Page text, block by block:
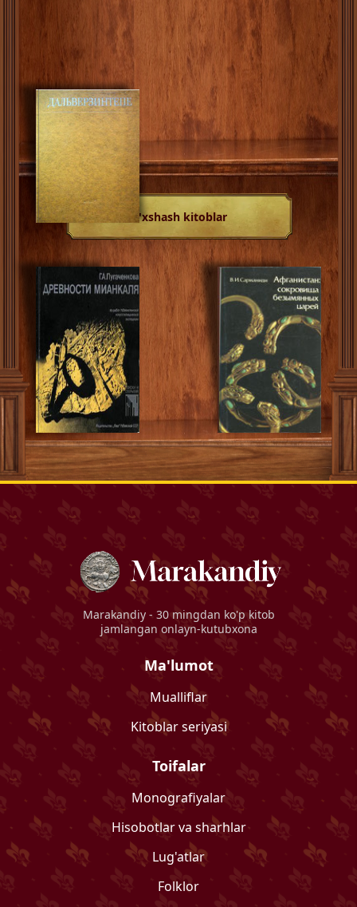
O'xshash kitoblar
Marakandiy - 30 mingdan ko'p kitob
jamlangan onlayn-kutubxona
Ma'lumot
Mualliflar
Kitoblar seriyasi
Toifalar
Monografiyalar
Hisobotlar va sharhlar
Lug'atlar
Folklor